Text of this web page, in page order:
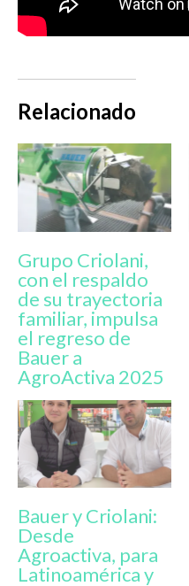
Relacionado
Grupo Criolani,
con el respaldo
de su trayectoria
familiar, impulsa
el regreso de
Bauer a
AgroActiva 2025
Bauer y Criolani:
Desde
Agroactiva, para
Latinoamérica y